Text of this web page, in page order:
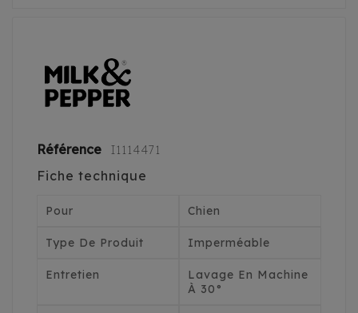
Référence I1114471
Fiche technique
Pour Chien
Type De Produit Imperméable
Entretien
Lavage En Machine
À 30°